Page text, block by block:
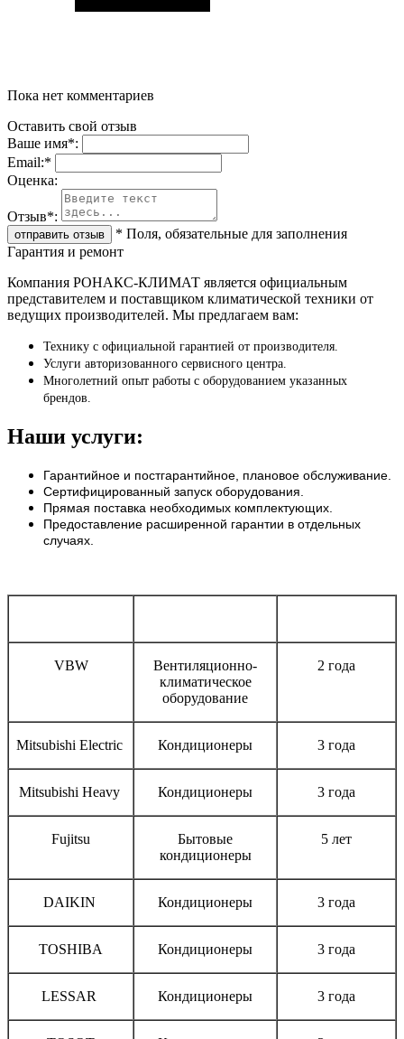
Пока нет комментариев
Оставить свой отзыв
Ваше имя*:
Email:*
Oценка:
Отзыв*:
* Поля, обязательные для заполнения
Гарантия и ремонт
Компания РОНАКС-КЛИМАТ является официальным
представителем и поставщиком климатической техники от
ведущих производителей. Мы предлагаем вам:
Технику с официальной гарантией от производителя.
Услуги авторизованного сервисного центра.
Многолетний опыт работы с оборудованием указанных
брендов.
Наши услуги:
Гарантийное и постгарантийное, плановое обслуживание.
Сертифицированный запуск оборудования.
Прямая поставка необходимых комплектующих.
Предоставление расширенной гарантии в отдельных
случаях.
VBW
Вентиляционно-
климатическое
оборудование
2 года
Mitsubishi Electric Кондиционеры 3 года
Mitsubishi Heavy Кондиционеры 3 года
Fujitsu
Бытовые
кондиционеры
5 лет
DAIKIN Кондиционеры 3 года
TOSHIBA Кондиционеры 3 года
LESSAR Кондиционеры 3 года